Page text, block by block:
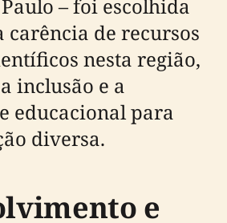
– foi escolhida
de recursos
nesta região,
inclusão e a
educacional para
diversa.
e